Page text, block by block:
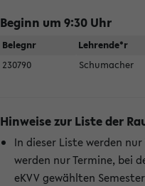
Beginn um 9:30 Uhr
Belegnr Lehrende*r
230790
Schumacher
Hinweise zur Liste der
In dieser Liste werden
werden nur Termine, bei
eKVV gewählten